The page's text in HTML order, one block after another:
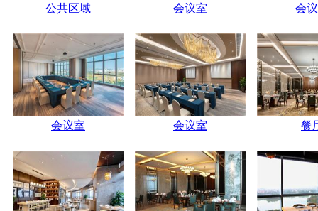
公共区域 会议室 会
会议室 会议室 餐